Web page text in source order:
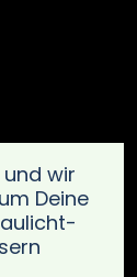
wir
Deine